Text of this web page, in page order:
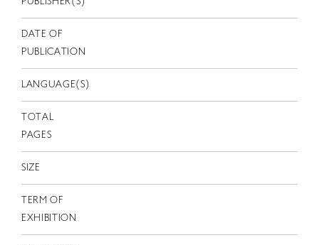
DATE OF
PUBLICATION
LANGUAGE(S)
TOTAL
PAGES
SIZE
TERM OF
EXHIBITION